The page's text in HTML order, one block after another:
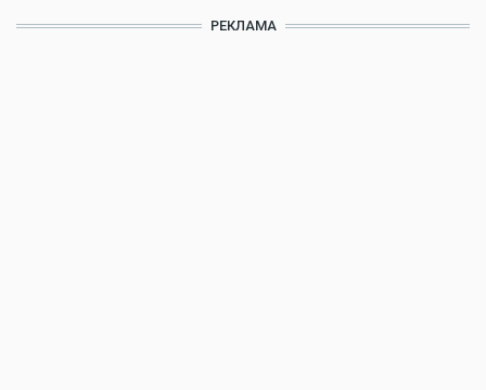
РЕКЛАМА